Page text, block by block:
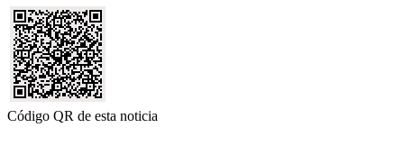
Código QR de esta noticia